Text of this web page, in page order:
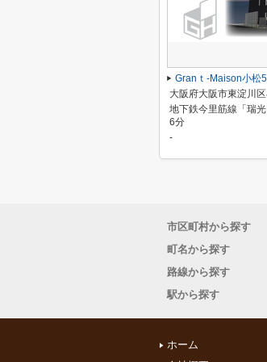
Granｔ-Maison小松5
大阪府大阪市東淀川
地下鉄今里筋線「瑞
6分
-
市区町村から探す
町名から探す
路線から探す
駅から探す
ホーム